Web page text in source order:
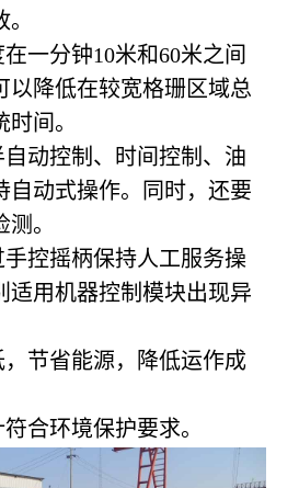
一分钟10米和60米之间
以降低在较宽格珊区域总
间。
动控制、时间控制、油
自动式操作。同时，还要
。
控摇柄保持人工服务操
适用机器控制模块出现异
节省能源，降低运作成
合环境保护要求。